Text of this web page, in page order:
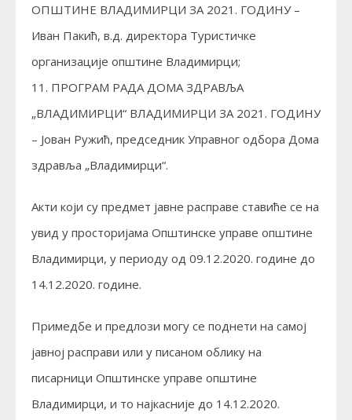
ОПШТИНЕ ВЛАДИМИРЦИ ЗА 2021. ГОДИНУ –
Иван Пакић, в.д. директора Туристичке
организације општине Владимирци;
11. ПРОГРАМ РАДА ДОМА ЗДРАВЉА
„ВЛАДИМИРЦИ“ ВЛАДИМИРЦИ ЗА 2021. ГОДИНУ
– Јован Ружић, председник Управног одбора Дома
здравља „Владимирци“.
Акти који су предмет јавне расправе ставиће се на
увид у просторијама Општинске управе општине
Владимирци, у периоду од 09.12.2020. године до
14.12.2020. године.
Примедбе и предлози могу се поднети на самој
јавној расправи или у писаном облику на
писарници Општинске управе општине
Владимирци, и то најкасније до 14.12.2020.